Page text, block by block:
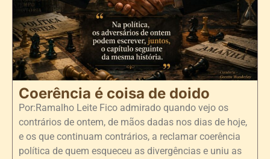
Coerência é coisa de doido
Por:Ramalho Leite Fico admirado quando vejo os
contrários de ontem, de mãos dadas nos dias de hoje,
e os que continuam contrários, a reclamar coerência
política de quem esqueceu as divergências e uniu as